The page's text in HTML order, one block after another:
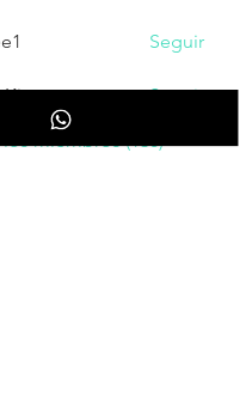
Seguir
King
Seguir
miembros (130)